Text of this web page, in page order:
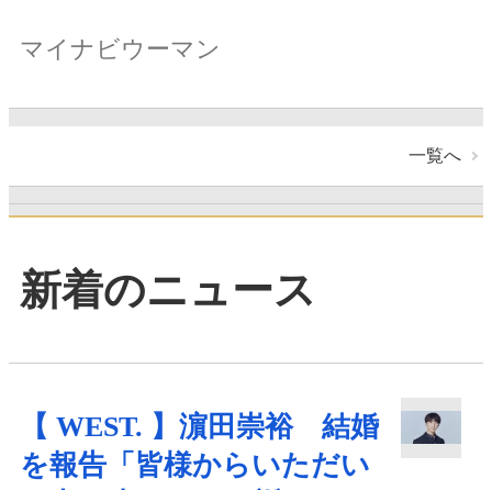
マイナビウーマン
一覧へ
新着のニュース
【 WEST. 】濵田崇裕 結婚
を報告「皆様からいただい